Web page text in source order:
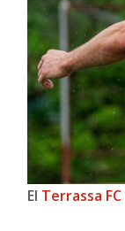
El Terrassa FC